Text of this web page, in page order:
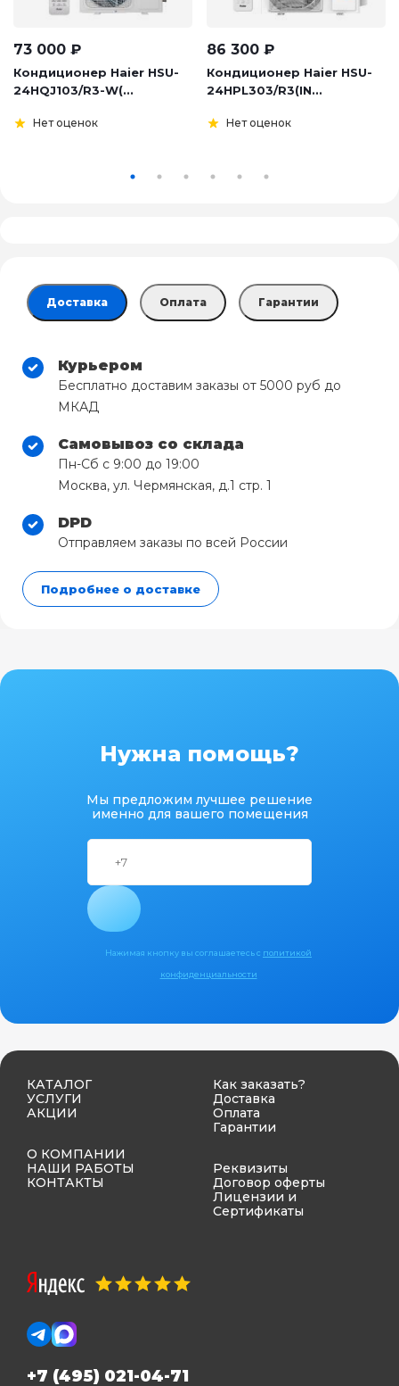
73 000 ₽
Кондиционер Haier HSU-
24HQJ103/R3-W(...
Нет оценок
86 300 ₽
Кондиционер Haier HSU-
24HPL303/R3(IN...
Нет оценок
Доставка Оплата Гарантии
Курьером
Бесплатно доставим заказы от 5000 руб до
МКАД
Самовывоз со склада
Пн-Сб с 9:00 до 19:00
Москва, ул. Чермянская, д.1 стр. 1
DPD
Отправляем заказы по всей России
Подробнее о доставке
Нужна помощь?
Мы предложим лучшее решение
именно для вашего помещения
Нажимая кнопку вы соглашаетесь с политикой
конфиденциальности
КАТАЛОГ
УСЛУГИ
АКЦИИ
О КОМПАНИИ
НАШИ РАБОТЫ
КОНТАКТЫ
Как заказать?
Доставка
Оплата
Гарантии
Реквизиты
Договор оферты
Лицензии и
Сертификаты
+7 (495) 021-04-71